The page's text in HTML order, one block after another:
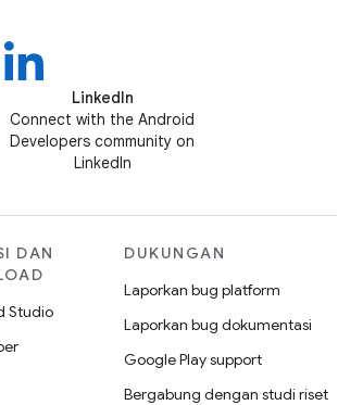
LinkedIn
Connect with the Android
Developers community on
LinkedIn
DAN
Studio
DUKUNGAN
Laporkan bug platform
Laporkan bug dokumentasi
Google Play support
Bergabung dengan studi riset